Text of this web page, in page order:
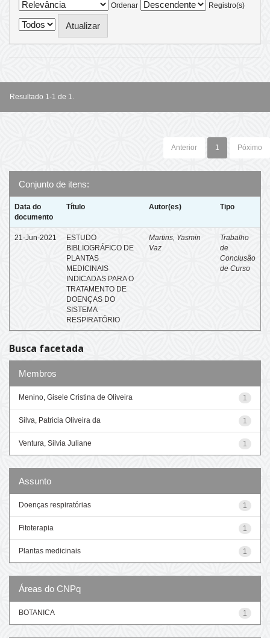
Ordenar
Registro(s)
Resultado 1-1 de 1.
Anterior 1 Póximo
Conjunto de itens:
Data do
documento
Título Autor(es) Tipo
21-Jun-2021
ESTUDO
BIBLIOGRÁFICO DE
PLANTAS
MEDICINAIS
INDICADAS PARA O
TRATAMENTO DE
DOENÇAS DO
SISTEMA
RESPIRATÓRIO
Martins, Yasmin
Vaz
Trabalho
de
Conclusão
de Curso
Busca facetada
Membros
1
Menino, Gisele Cristina de Oliveira
1
Silva, Patricia Oliveira da
1
Ventura, Silvia Juliane
Assunto
1
Doenças respiratórias
1
Fitoterapia
1
Plantas medicinais
Áreas do CNPq
1
BOTANICA